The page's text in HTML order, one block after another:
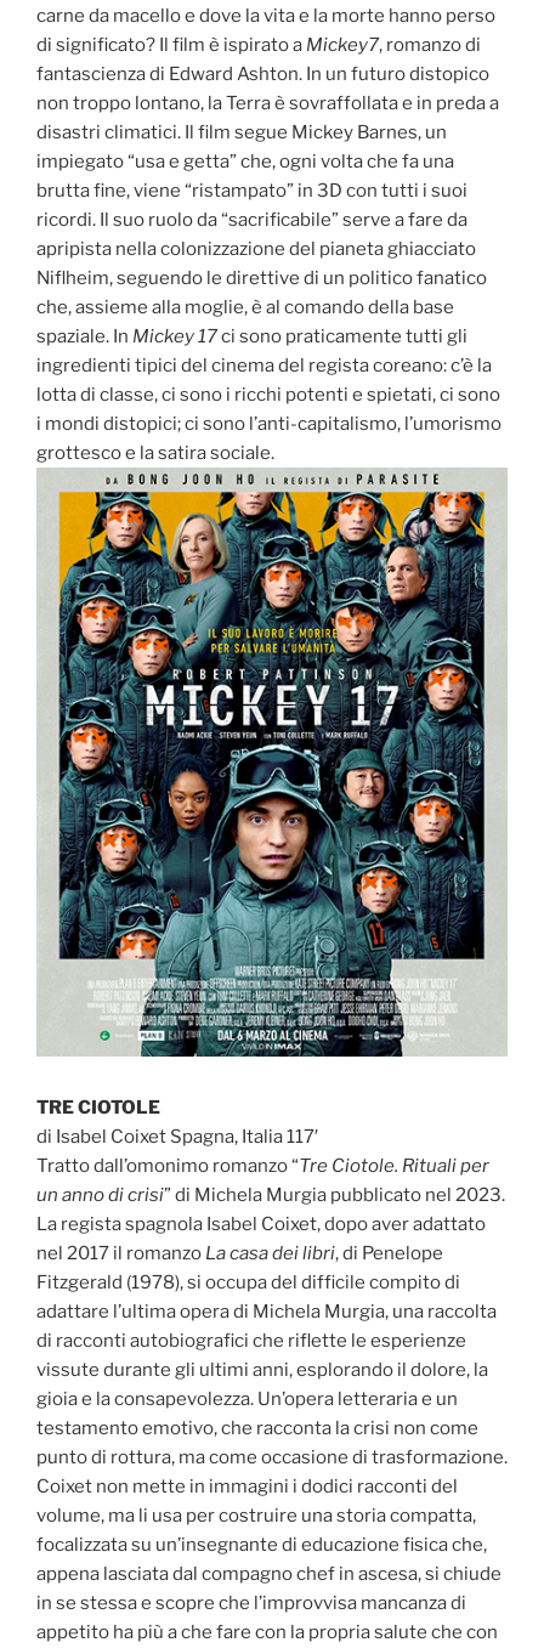
carne da macello e dove la vita e la morte hanno perso
di significato? Il film è ispirato a Mickey7, romanzo di
fantascienza di Edward Ashton. In un futuro distopico
non troppo lontano, la Terra è sovraffollata e in preda a
disastri climatici. Il film segue Mickey Barnes, un
impiegato “usa e getta” che, ogni volta che fa una
brutta fine, viene “ristampato” in 3D con tutti i suoi
ricordi. Il suo ruolo da “sacrificabile” serve a fare da
apripista nella colonizzazione del pianeta ghiacciato
Niflheim, seguendo le direttive di un politico fanatico
che, assieme alla moglie, è al comando della base
spaziale. In Mickey 17ci sono praticamente tutti gli
ingredienti tipici del cinema del regista coreano: c’è la
lotta di classe, ci sono i ricchi potenti e spietati, ci sono
i mondi distopici; ci sono l’anti-capitalismo, l’umorismo
grottesco e la satira sociale.
TRE CIOTOLE
di Isabel Coixet Spagna, Italia 117′
Tratto dall’omonimo romanzo “Tre Ciotole. Rituali per
un anno di crisi” di Michela Murgia pubblicato nel 2023.
La regista spagnola Isabel Coixet, dopo aver adattato
nel 2017 il romanzo La casa dei libri, di Penelope
Fitzgerald (1978), si occupa del difficile compito di
adattare l’ultima opera di Michela Murgia, una raccolta
di racconti autobiografici che riflette le esperienze
vissute durante gli ultimi anni, esplorando il dolore, la
gioia e la consapevolezza. Un’opera letteraria e un
testamento emotivo, che racconta la crisi non come
punto di rottura, ma come occasione di trasformazione.
Coixet non mette in immagini i dodici racconti del
volume, ma li usa per costruire una storia compatta,
focalizzata su un’insegnante di educazione fisica che,
appena lasciata dal compagno chef in ascesa, si chiude
in se stessa e scopre che l’improvvisa mancanza di
appetito ha più a che fare con la propria salute che con